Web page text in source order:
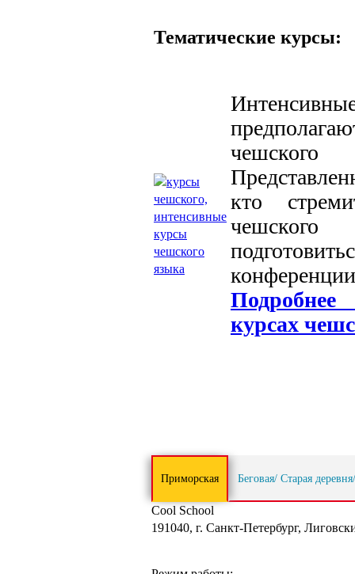
Тематические курсы:
кто
чешского
курсах
Приморская Беговая/ Старая
Cool School
191040, г. Санкт-Петербург,